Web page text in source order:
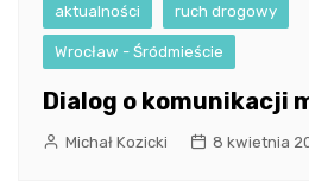
aktualności ruch drogowy
Wrocław - Śródmieście
Dialog o komunikacji
Michał Kozicki 8 kwietnia